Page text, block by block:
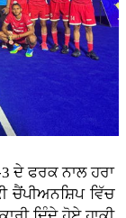
ਦੇ ਫਰਕ ਨਾਲ ਹਰਾ
ਚੈਂਪੀਅਨਸ਼ਿਪ ਵਿੱਚ